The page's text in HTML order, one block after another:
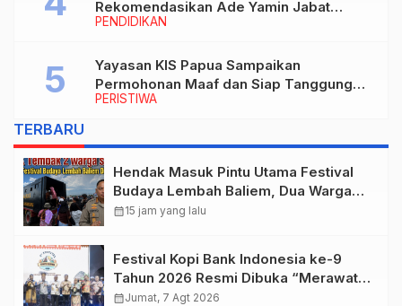
PENDIDIKAN
Rekomendasikan Ade Yamin Jabat
Rektor IAIN Fattahul Muluk Papua
PERISTIWA
Yayasan KIS Papua Sampaikan
Permohonan Maaf dan Siap Tanggung
Biaya Korban Dugaan Keracunan MBG di
TERBARU
Hendak Masuk Pintu Utama Festival
Budaya Lembah Baliem, Dua Warga
Sipil Ditembak OTK
calendar_month15 jam yang lalu
Festival Kopi Bank Indonesia ke-9
Tahun 2026 Resmi Dibuka “Merawat
Warisan, Membangun Masa Depan
calendar_monthJumat, 7 Agt 2026